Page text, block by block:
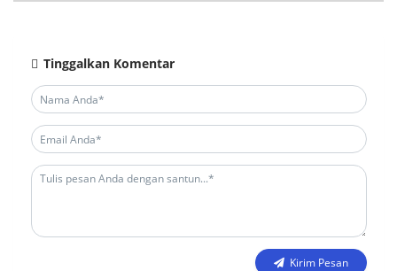
Tinggalkan Komentar
Kirim Pesan